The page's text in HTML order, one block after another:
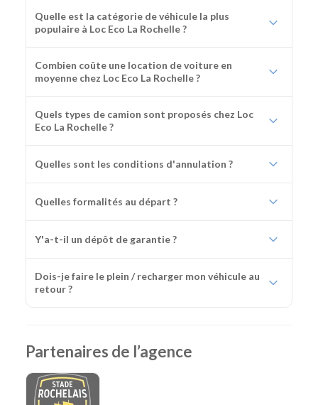
Quelle est la catégorie de véhicule la plus
populaire à Loc Eco La Rochelle ?
Combien coûte une location de voiture en
moyenne chez Loc Eco La Rochelle ?
Quels types de camion sont proposés chez Loc
Eco La Rochelle ?
Quelles sont les conditions d'annulation ?
Quelles formalités au départ ?
Y'a-t-il un dépôt de garantie ?
Dois-je faire le plein / recharger mon véhicule au
retour ?
Partenaires de l’agence